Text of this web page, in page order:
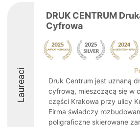
Laureaci
DRUK CENTRUM
Cyfrowa
Druk Centrum jest uznaną
cyfrową, mieszczącą się w
części Krakowa przy ulicy
Firma świadczy
poligraficzne skierowane